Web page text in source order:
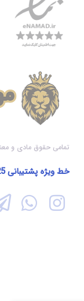
تمامی حقوق مادی و
خط ویژه پشتیبانی